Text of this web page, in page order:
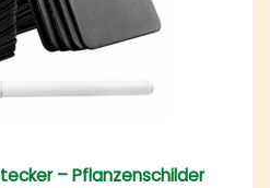
– Pflanzenschilder